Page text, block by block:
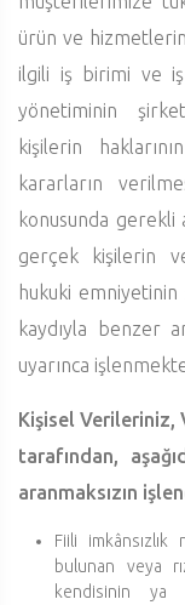
ürün ve
ilgili iş birimi ve iş
yönetiminin
kişilerin
kararların
konusunda gerekli
gerçek kişilerin
hukuki emniyetinin
kaydıyla benzer
uyarınca
Kişisel Verileriniz,
tarafından,
aranmaksızın
Fiili imkânsızlık
bulunan veya
kendisinin ya